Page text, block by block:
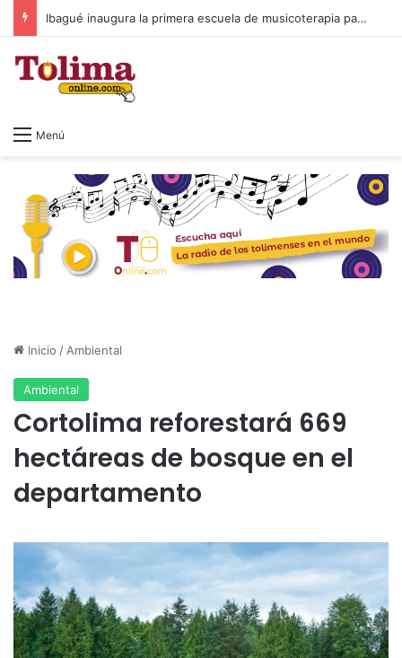
Ibagué inaugura la primera escuela de musicoterapia para niños con discapacidad múltiple, una apuesta por la inclusión
Menú
Inicio / Ambiental
Ambiental
Cortolima reforestará 669
hectáreas de bosque en el
departamento